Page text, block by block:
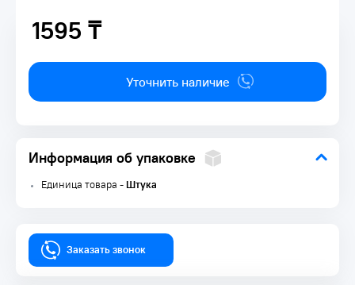
1595 ₸
1595 ₸
Уточнить наличие
Информация об упаковке
Единица товара -Штука
Заказать звонок